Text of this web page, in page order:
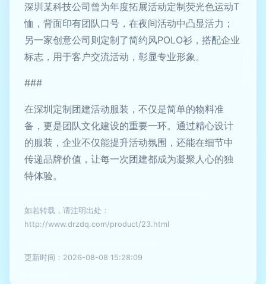
深圳某科技公司曾为年度拓展活动定制荧光色运动T
恤，背面印有团队口号，在夜间活动中凸显活力；
另一家创意公司则定制了简约风POLO衫，搭配企业
标志，用于客户交流活动，彰显专业形象。
###
在深圳定制团建活动服装，不仅是简单的物料准
备，更是团队文化建设的重要一环。通过精心设计
的服装，企业不仅能提升活动氛围，还能在细节中
传递品牌价值，让每一次团建都成为凝聚人心的独
特体验。
如若转载，请注明出处：
http://www.drzdq.com/product/23.html
更新时间：2026-08-08 15:28:09